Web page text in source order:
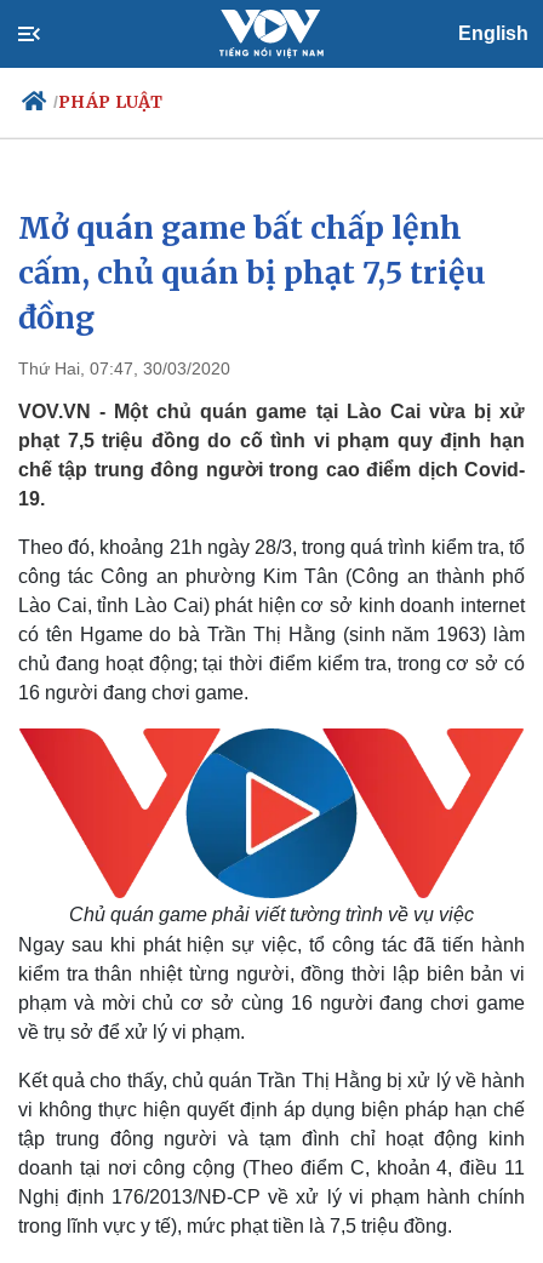
English
/PHÁP LUẬT
Chính trị
Đảng
Tổ chức nhân sự
Quốc hội
Nhận diện sự thật
Xã hội
Tin 24h
Dự báo thời tiết
Mở quán game bất chấp lệnh
cấm, chủ quán bị phạt 7,5 triệu
đồng
Thứ Hai, 07:47, 30/03/2020
VOV.VN - Một chủ quán game tại Lào Cai vừa bị xử
phạt 7,5 triệu đồng do cố tình vi phạm quy định hạn
chế tập trung đông người trong cao điểm dịch Covid-
19.
Theo đó, khoảng 21h ngày 28/3, trong quá trình kiểm tra, tổ
công tác Công an phường Kim Tân (Công an thành phố
Lào Cai, tỉnh Lào Cai) phát hiện cơ sở kinh doanh internet
có tên Hgame do bà Trần Thị Hằng (sinh năm 1963) làm
chủ đang hoạt động; tại thời điểm kiểm tra, trong cơ sở có
16 người đang chơi game.
Chủ quán game phải viết tường trình về vụ việc
Ngay sau khi phát hiện sự việc, tổ công tác đã tiến hành
kiểm tra thân nhiệt từng người, đồng thời lập biên bản vi
phạm và mời chủ cơ sở cùng 16 người đang chơi game
về trụ sở để xử lý vi phạm.
Kết quả cho thấy, chủ quán Trần Thị Hằng bị xử lý về hành
vi không thực hiện quyết định áp dụng biện pháp hạn chế
tập trung đông người và tạm đình chỉ hoạt động kinh
doanh tại nơi công cộng (Theo điểm C, khoản 4, điều 11
Nghị định 176/2013/NĐ-CP về xử lý vi phạm hành chính
trong lĩnh vực y tế), mức phạt tiền là 7,5 triệu đồng.